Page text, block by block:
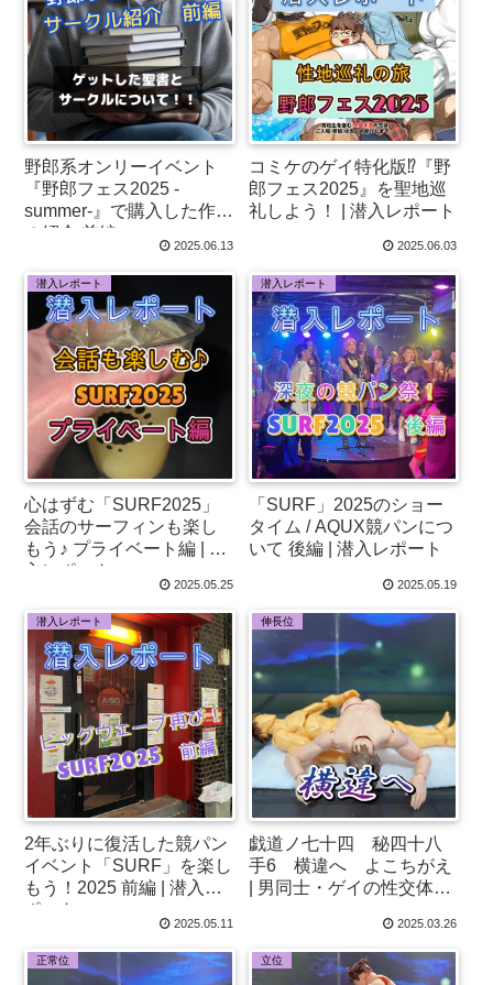
野郎系オンリーイベント
『野郎フェス2025 -
summer-』で購入した作品
の紹介 前編
2025.06.13
コミケのゲイ特化版⁉『野
郎フェス2025』を聖地巡
礼しよう！ | 潜入レポート
2025.06.03
潜入レポート
心はずむ「SURF2025」
会話のサーフィンも楽し
もう♪ プライベート編 | 潜
入レポート
2025.05.25
潜入レポート
「SURF」2025のショー
タイム / AQUX競パンにつ
いて 後編 | 潜入レポート
2025.05.19
潜入レポート
2年ぶりに復活した競パン
イベント「SURF」を楽し
もう！2025 前編 | 潜入レ
ポート
2025.05.11
伸長位
戯道ノ七十四 秘四十八
手6 横違へ よこちがえ
| 男同士・ゲイの性交体位
2025.03.26
正常位 立位